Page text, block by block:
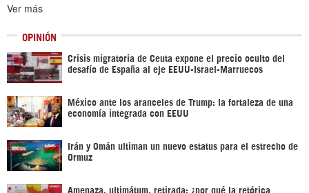
Ver más
OPINIÓN
Crisis migratoria de Ceuta expone el precio oculto del
desafío de España al eje EEUU-Israel-Marruecos
México ante los aranceles de Trump: la fortaleza de una
economía integrada con EEUU
Irán y Omán ultiman un nuevo estatus para el estrecho de
Ormuz
Amenaza, ultimátum, retirada: ¿por qué la retórica